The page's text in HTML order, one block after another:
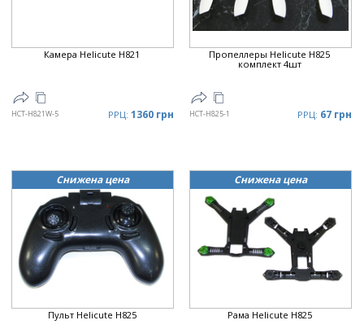
Камера Helicute H821
HCT-H821W-5 РРЦ: 1360 грн
Пропеллеры Helicute H825
комплект 4шт
HCT-H825-1 РРЦ: 67 грн
Снижена цена
Пульт Helicute H825
Снижена цена
Рама Helicute H825